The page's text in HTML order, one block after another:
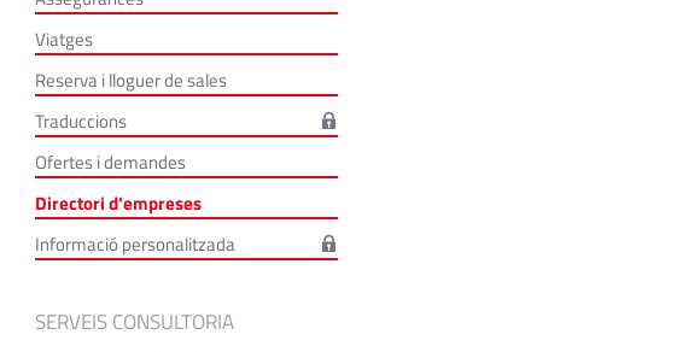
Viatges
Reserva i lloguer de sales
Traduccions
Ofertes i demandes
Directori d'empreses
Informació personalitzada
SERVEIS CONSULTORIA